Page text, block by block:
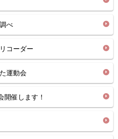
べ
コーダー
運動会
開催します！